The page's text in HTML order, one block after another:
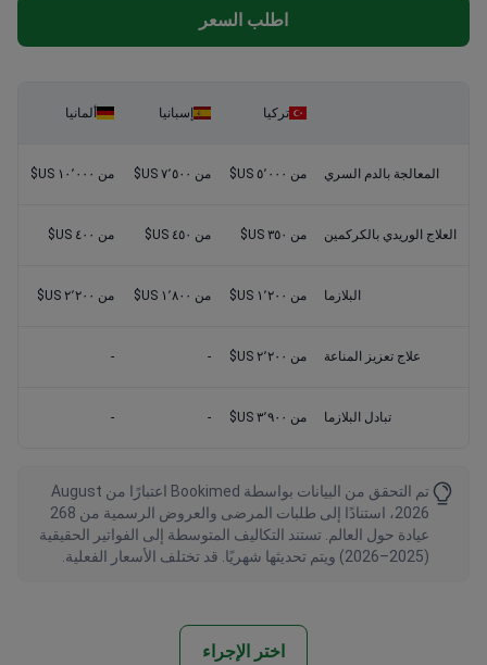
اطلب السعر
تركيا إسبانيا ألمانيا
المعالجة بالدم السري من ٥٬٠٠٠ US$ من ٧٬٥٠٠ US$ من ١٠٬٠٠٠ US$
العلاج الوريدي بالكركمين من ٣٥٠ US$ من ٤٥٠ US$ من ٤٠٠ US$
البلازما من ١٬٢٠٠ US$ من ١٬٨٠٠ US$ من ٢٬٢٠٠ US$
علاج تعزيز المناعة من ٢٬٢٠٠ US$ -
-
تبادل البلازما من ٣٬٩٠٠ US$ -
-
تم التحقق من البيانات بواسطة Bookimed اعتبارًا من August
2026، استنادًا إلى طلبات المرضى والعروض الرسمية من 268
عيادة حول العالم. تستند التكاليف المتوسطة إلى الفواتير الحقيقية
(2025–2026) ويتم تحديثها شهريًا. قد تختلف الأسعار الفعلية.
اختر الإجراء